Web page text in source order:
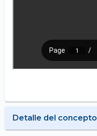
Detalle del concepto